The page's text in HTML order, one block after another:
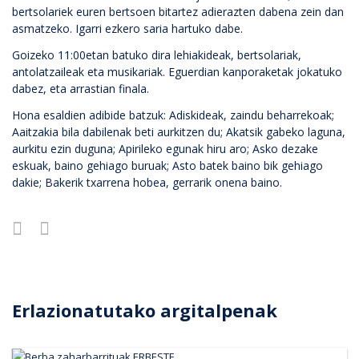
bertsolariek euren bertsoen bitartez adierazten dabena zein dan
asmatzeko. Igarri ezkero saria hartuko dabe.
Goizeko 11:00etan batuko dira lehiakideak, bertsolariak,
antolatzaileak eta musikariak. Eguerdian kanporaketak jokatuko
dabez, eta arrastian finala.
Hona esaldien adibide batzuk: Adiskideak, zaindu beharrekoak;
Aaitzakia bila dabilenak beti aurkitzen du; Akatsik gabeko laguna,
aurkitu ezin duguna; Apirileko egunak hiru aro; Asko dezake
eskuak, baino gehiago buruak; Asto batek baino bik gehiago
dakie; Bakerik txarrena hobea, gerrarik onena baino.
Erlazionatutako argitalpenak